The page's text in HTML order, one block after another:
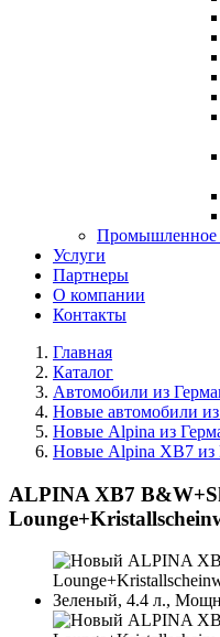
Промышленное
Услуги
Партнеры
О компании
Контакты
Главная
Каталог
Автомобили из
Новые автомобили
Новые Alpina из
Новые Alpina XB7 из
ALPINA XB7